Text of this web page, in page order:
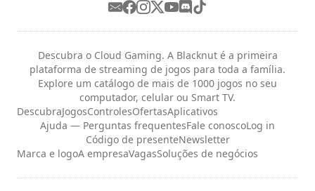
Descubra o Cloud Gaming. A Blacknut é a primeira
plataforma de streaming de jogos para toda a família.
Explore um catálogo de mais de 1000 jogos no seu
computador, celular ou Smart TV.
DescubraJogosControlesOfertasAplicativos
Ajuda — Perguntas frequentesFale conoscoLog in
Código de presenteNewsletter
Marca e logoA empresaVagasSoluções de negócios